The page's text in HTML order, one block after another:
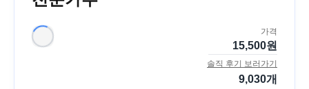
가격
15,500원
솔직 후기 보러가기
9,030개